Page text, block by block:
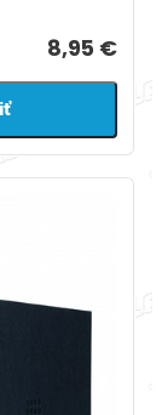
8,95 €